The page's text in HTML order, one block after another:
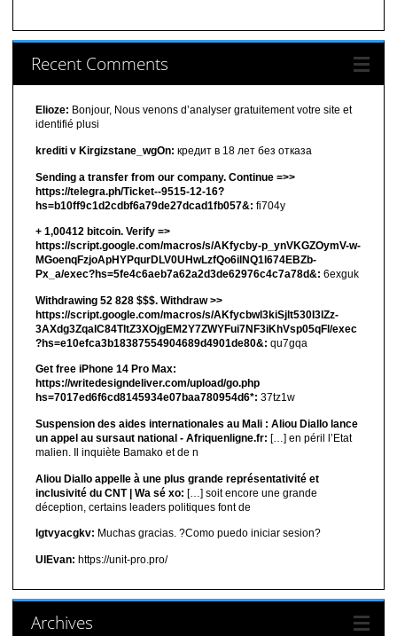
Recent Comments
Elioze: Bonjour, Nous venons d’analyser gratuitement votre site et
identifié plusi
krediti v Kirgizstane_wgOn: кредит в 18 лет без отказа
Sending a transfer from our company. Continue =>>
https://telegra.ph/Ticket--9515-12-16?
hs=b10ff9c1d2cdbf6a79de27dcad1fb057&: fi704y
+ 1,00412 bitсоin. Verify =>
https://script.google.com/macros/s/AKfycby-p_ynVKGZOymV-w-
MGoenqFzjoApHYPqurDLV0UHwLzfQo6ilNQ1l674EBZb-
Px_a/exec?hs=5fe4c6aeb7a62a2d3de62976c4c7a78d&: 6exguk
Withdrawing 52 828 $$$. Withdrаw >>
https://script.google.com/macros/s/AKfycbwl3kiSjlt530I3lZz-
3AXdg3ZqalC84TltZ3XOjgEM2Y7ZWYFui7NF3iKhVsp05qFl/exec
?hs=e10efca3b18387554904689d4901de80&: qu7gqa
Get free iPhone 14 Pro Max:
https://writedesigndeliver.com/upload/go.php
hs=7017ed6f6cd8145934e07baa780954d6*: 37tz1w
Suspension des aides internationales au Mali : Aliou Diallo lance
un appel au sursaut national - Afriquenligne.fr: […] en péril l’Etat
malien. Il inquiète Bamako et de n
Aliou Diallo appelle à une plus grande représentativité et
inclusivité du CNT | Wa sé xo: […] soit encore une grande
déception, certains leaders politiques font de
lgtvyacgkv: Muchas gracias. ?Como puedo iniciar sesion?
UIEvan: https://unit-pro.pro/
Archives